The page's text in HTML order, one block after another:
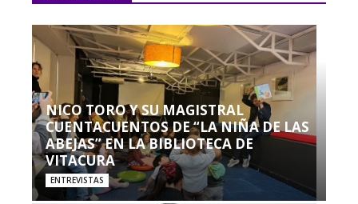
NICO TORO Y SU MAGISTRAL
CUENTACUENTOS DE “LA NIÑA DE LAS
ABEJAS” EN LA BIBLIOTECA DE
VITACURA
ENTREVISTAS